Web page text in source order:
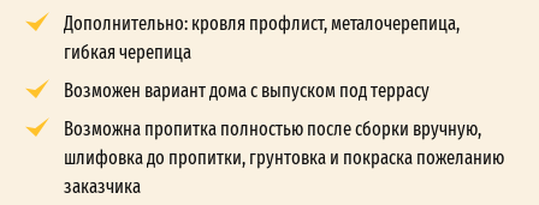
Дополнительно: кровля профлист, металочерепица,
гибкая черепица
Возможен вариант дома с выпуском под террасу
Возможна пропитка полностью после сборки вручную,
шлифовка до пропитки, грунтовка и покраска пожеланию
заказчика